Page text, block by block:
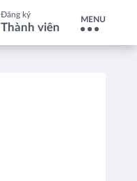
Đăng ký
Thành viên
MENU